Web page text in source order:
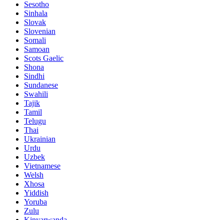
Sesotho
Sinhala
Slovak
Slovenian
Somali
Samoan
Scots Gaelic
Shona
Sindhi
Sundanese
Swahili
Tajik
Tamil
Telugu
Thai
Ukrainian
Urdu
Uzbek
Vietnamese
Welsh
Xhosa
Yiddish
Yoruba
Zulu